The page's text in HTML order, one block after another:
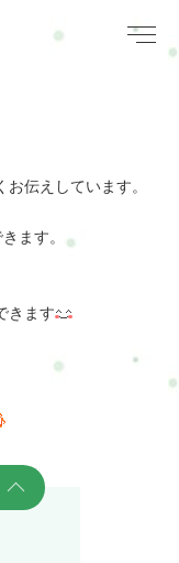
伝えしています。
ます。
きます